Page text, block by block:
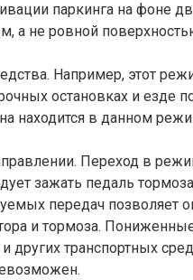
паркинга на фоне
не ровной
Например, этот
остановках и езде
находится в данном
Переход в
зажать педаль
передач
и тормоза.
транспортных